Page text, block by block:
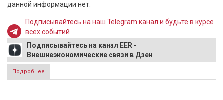
данной информации нет.
Подписывайтесь на наш Telegram канал и будьте в курсе
всех событий
Подписывайтесь на канал EER -
Внешнеэкономические связи в Дзен
Подробнее
беспилотник и полтонны взрывчатки